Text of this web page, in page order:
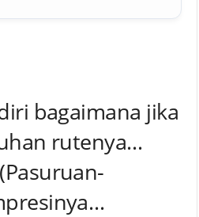
bagaimana jika
rutenya…